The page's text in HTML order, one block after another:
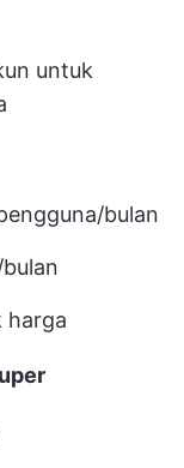
untuk
bulan
harga